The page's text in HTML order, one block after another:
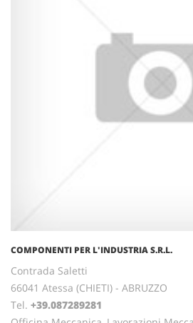
COMPONENTI PER L'INDUSTRIA S.R.L.
Contrada Saletti
66041 Atessa (CHIETI) - ABRUZZO
Tel. +39.087289281